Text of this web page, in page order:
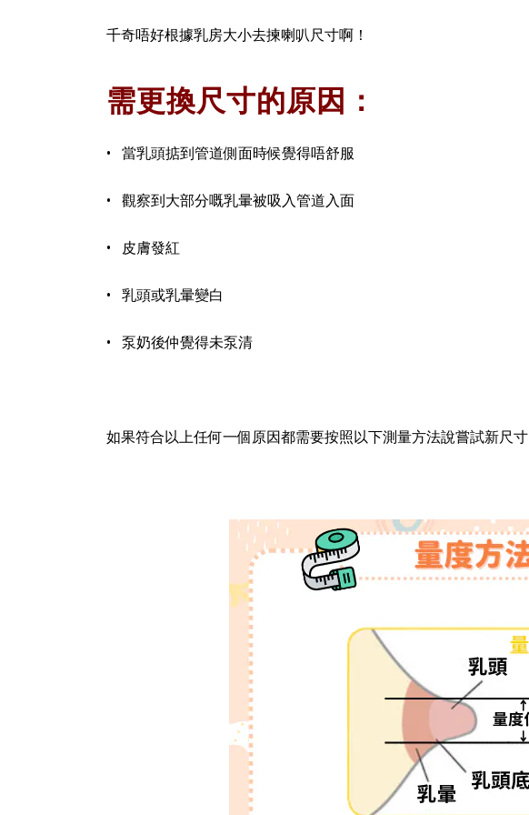
千奇唔好根據乳房大小去揀喇叭尺寸啊！
需更換尺寸的原因：
• 當乳頭掂到管道側面時候覺得唔舒服
• 觀察到大部分嘅乳暈被吸入管道入面
• 皮膚發紅
• 乳頭或乳暈變白
• 泵奶後仲覺得未泵清
如果符合以上任何一個原因都需要按照以下測量方法說嘗試新尺寸